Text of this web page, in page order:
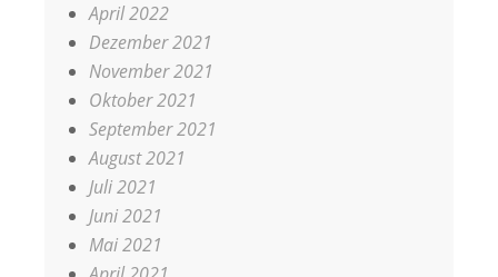
April 2022
Dezember 2021
November 2021
Oktober 2021
September 2021
August 2021
Juli 2021
Juni 2021
Mai 2021